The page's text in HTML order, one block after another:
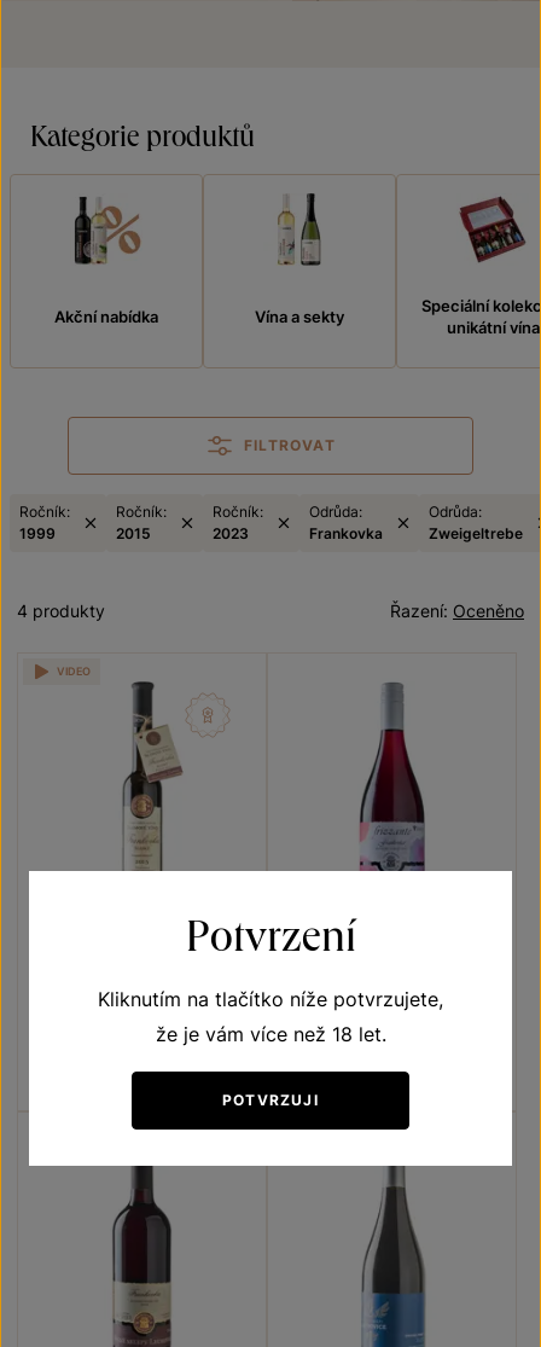
Kategorie produktů
Akční nabídka Vína a sekty
Speciální
unikátní vína
FILTROVAT
Ročník:
1999
Ročník:
2015
Ročník:
2023
Odrůda:
Frankovka
Odrůda:
Zweigeltrebe
Oceněno
Řazení:
4 produkty
Přívlastková vína z VS
Lechovice
slámové víno 2015
VIDEO
Frizzante
moravské zemské víno 2023
Potvrzení
Kliknutím na tlačítko níže potvrzujete,
že je vám více než 18 let.
POTVRZUJI